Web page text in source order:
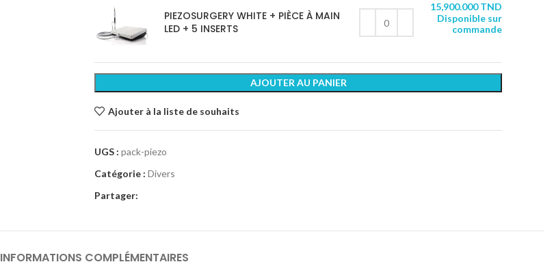
PIEZOSURGERY WHITE + PIÈCE À MAIN
LED + 5 INSERTS
15,900.000TND
Disponible sur
commande
AJOUTER AU PANIER
Ajouter à la liste de souhaits
UGS : pack-piezo
Catégorie : Divers
Partager:
INFORMATIONS COMPLÉMENTAIRES